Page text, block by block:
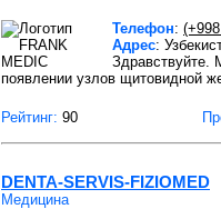
Телефон:
Адрес:
Здравствуйте.
появлении узлов щитовидной
Рейтинг: 90
DENTA-SERVIS-FIZIOMED
Медицина